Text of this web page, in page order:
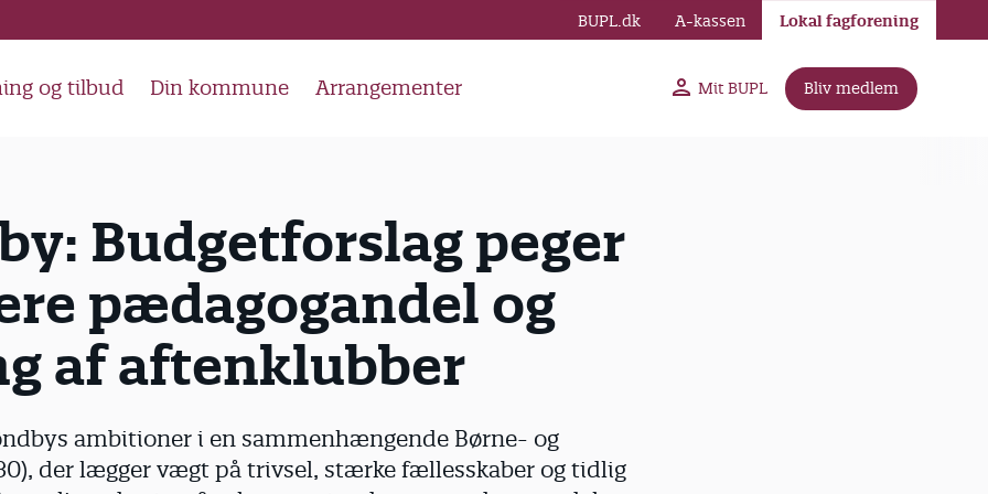
og tilbud Din kommune Arrangementer Mit BUPL Bliv medlem
BUPL.dk A-kassen Lokal fagforening
Budgetforslag peger
pædagogandel og
af aftenklubber
ambitioner i en sammenhængende Børne- og
der lægger vægt på trivsel, stærke fællesskaber og tidlig